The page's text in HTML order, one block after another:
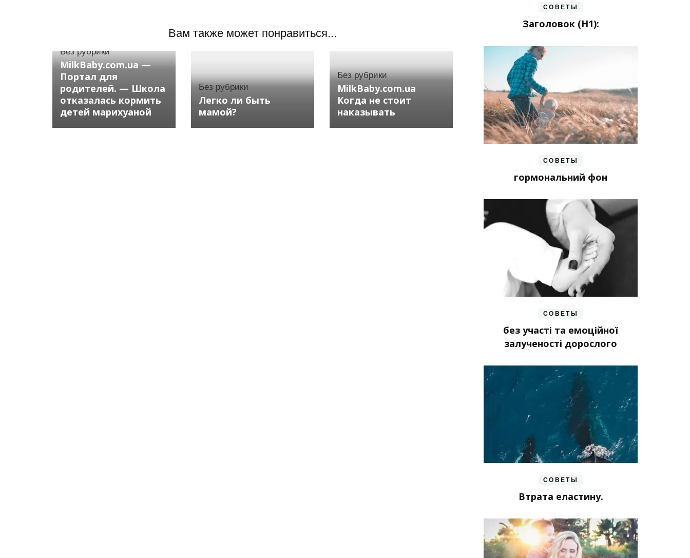
Вам также может понравиться...
Без рубрики
MilkBaby.com.ua —
Портал для
родителей. — Школа
отказалась кормить
детей марихуаной
Без рубрики
Легко ли быть
мамой?
Без рубрики
MilkBaby.com.ua
Когда не стоит
наказывать
СОВЕТЫ
Заголовок (H1):
СОВЕТЫ
гормональний фон
СОВЕТЫ
без участі та емоційної
залученості дорослого
СОВЕТЫ
Втрата еластину.